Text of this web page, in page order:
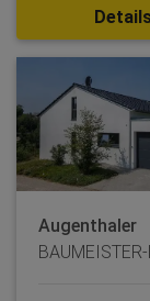
Details
Augenthaler